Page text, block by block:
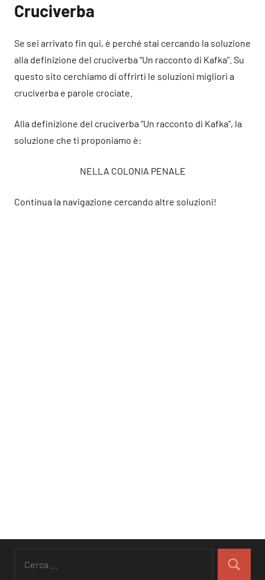
Cruciverba
Se sei arrivato fin qui, è perché stai cercando la soluzione
alla definizione del cruciverba “Un racconto di Kafka”. Su
questo sito cerchiamo di offrirti le soluzioni migliori a
cruciverba e parole crociate.
Alla definizione del cruciverba “Un racconto di Kafka”, la
soluzione che ti proponiamo è:
NELLA COLONIA PENALE
Continua la navigazione cercando altre soluzioni!